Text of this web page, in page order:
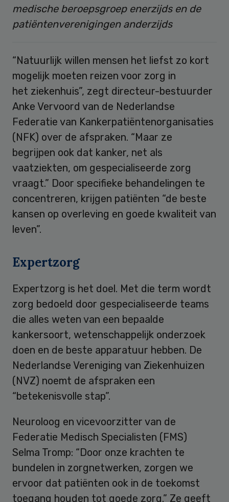
medische beroepsgroep enerzijds en de
patiëntenverenigingen anderzijds
“Natuurlijk willen mensen het liefst zo kort
mogelijk moeten reizen voor zorg in
het ziekenhuis”, zegt directeur-bestuurder
Anke Vervoord van de Nederlandse
Federatie van Kankerpatiëntenorganisaties
(NFK) over de afspraken. “Maar ze
begrijpen ook dat kanker, net als
vaatziekten, om gespecialiseerde zorg
vraagt.” Door specifieke behandelingen te
concentreren, krijgen patiënten “de beste
kansen op overleving en goede kwaliteit van
leven”.
Expertzorg
Expertzorg is het doel. Met die term wordt
zorg bedoeld door gespecialiseerde teams
die alles weten van een bepaalde
kankersoort, wetenschappelijk onderzoek
doen en de beste apparatuur hebben. De
Nederlandse Vereniging van Ziekenhuizen
(NVZ) noemt de afspraken een
“betekenisvolle stap”.
Neuroloog en vicevoorzitter van de
Federatie Medisch Specialisten (FMS)
Selma Tromp: “Door onze krachten te
bundelen in zorgnetwerken, zorgen we
ervoor dat patiënten ook in de toekomst
toegang houden tot goede zorg.” Ze geeft